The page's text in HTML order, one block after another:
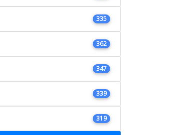
335
362
347
339
319